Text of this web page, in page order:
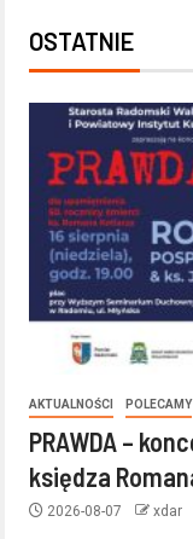
OSTATNIE
AKTUALNOŚCI POLECAMY
PRAWDA –
księdza
2026-08-07 xdar